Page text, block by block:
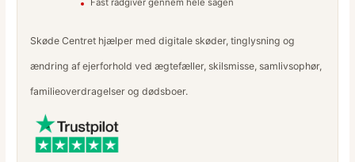
Fast rådgiver gennem hele sagen
Skøde Centret hjælper med digitale skøder, tinglysning og
ændring af ejerforhold ved ægtefæller, skilsmisse, samlivsophør,
familieoverdragelser og dødsboer.